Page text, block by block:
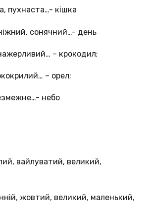
пухнаста…- кішка
сонячний…- день
– крокодил;
– орел;
небо
вайлуватий, великий,
жовтий, великий, маленький,